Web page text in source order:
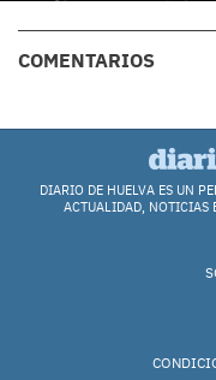
COMENTARIOS
DIARIO DE HUELVA ES UN
ACTUALIDAD, NOTICIAS